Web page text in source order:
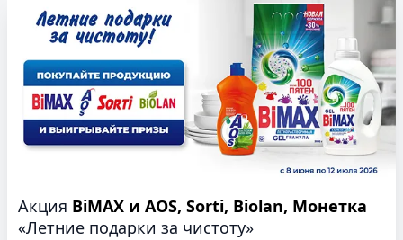
Акция BiMAX и AOS, Sorti, Biolan, Монетка
«Летние подарки за чистоту»